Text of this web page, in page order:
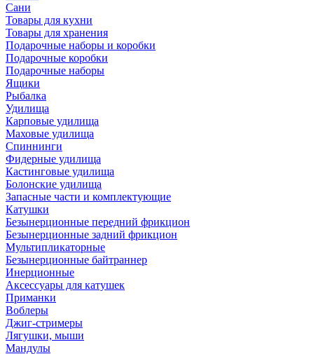
Сани
Товары для кухни
Товары для хранения
Подарочные наборы и коробки
Подарочные коробки
Подарочные наборы
Ящики
Рыбалка
Удилища
Карповые удилища
Маховые удилища
Спиннинги
Фидерные удилища
Кастинговые удилища
Болонские удилища
Запасные части и комплектующие
Катушки
Безынерционные передний фрикцион
Безынерционные задний фрикцион
Мультипликаторные
Безынерционные байтраннер
Инерционные
Аксессуары для катушек
Приманки
Воблеры
Джиг-стримеры
Лягушки, мыши
Мандулы